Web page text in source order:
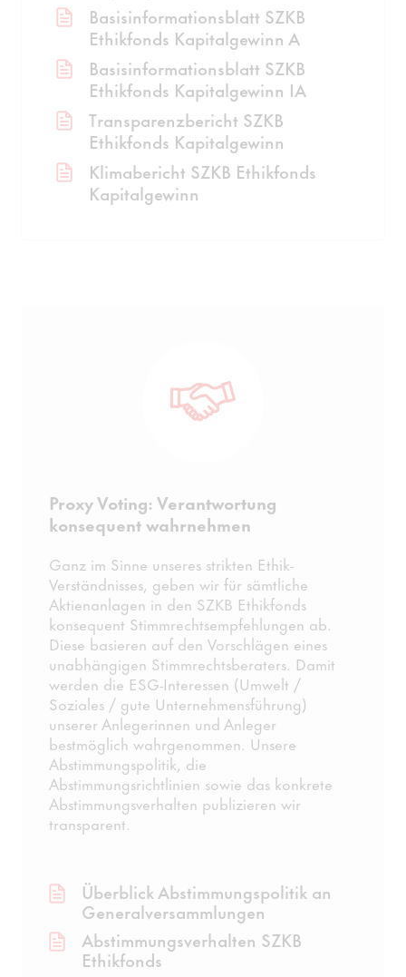
Basisinformationsblatt SZKB
Ethikfonds Kapitalgewinn A
Basisinformationsblatt SZKB
Ethikfonds Kapitalgewinn IA
Transparenzbericht SZKB
Ethikfonds Kapitalgewinn
Klimabericht SZKB Ethikfonds
Kapitalgewinn
Proxy Voting: Verantwortung
konsequent wahrnehmen
Ganz im Sinne unseres strikten Ethik-
Verständnisses, geben wir für sämtliche
Aktienanlagen in den SZKB Ethikfonds
konsequent Stimmrechtsempfehlungen ab.
Diese basieren auf den Vorschlägen eines
unabhängigen Stimmrechtsberaters. Damit
werden die ESG-Interessen (Umwelt /
Soziales / gute Unternehmensführung)
unserer Anlegerinnen und Anleger
bestmöglich wahrgenommen. Unsere
Abstimmungspolitik, die
Abstimmungsrichtlinien sowie das konkrete
Abstimmungsverhalten publizieren wir
transparent.
Überblick Abstimmungspolitik an
Generalversammlungen
Abstimmungsverhalten SZKB
Ethikfonds